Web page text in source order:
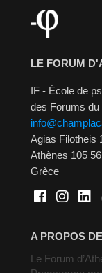
LE FORUM
IF - École de
des Forums
Agias Filotheis
Athènes 105 56
Grèce
A PROPOS
Le Forum